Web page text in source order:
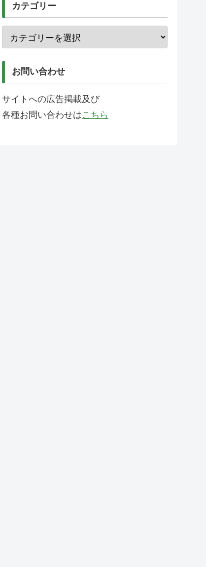
カテゴリー
お問い合わせ
サイトへの広告掲載及び
各種お問い合わせはこちら